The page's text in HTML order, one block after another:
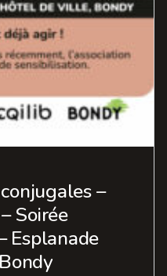
conjugales –
Soirée
Esplanade